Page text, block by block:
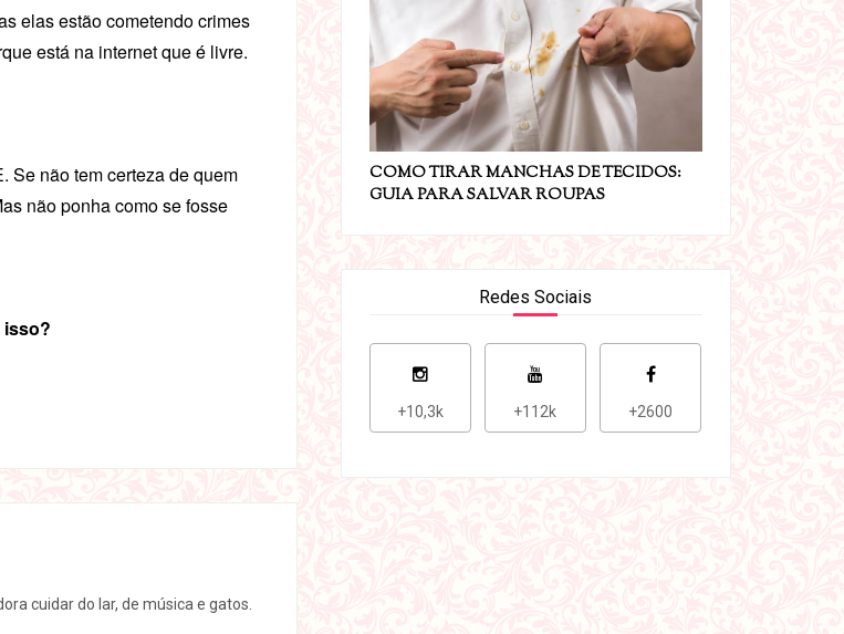
elas estão cometendo crimes
está na internet que é livre.
Se não tem certeza de quem
não ponha como se fosse
isso?
cuidar do lar, de música e gatos.
COMO TIRAR MANCHAS DE TECIDOS:
GUIA PARA SALVAR ROUPAS
Redes Sociais
+10,3k +112k +2600